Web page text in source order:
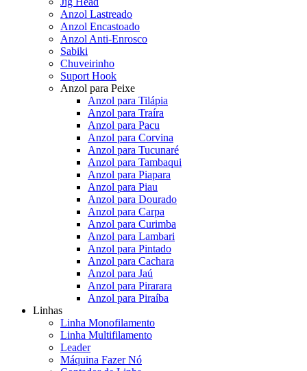
Anzol Lastreado
Anzol Encastoado
Anzol Anti-Enrosco
Sabiki
Chuveirinho
Suport Hook
Anzol para Peixe
Anzol para Tilápia
Anzol para Traíra
Anzol para Pacu
Anzol para Corvina
Anzol para Tucunaré
Anzol para Tambaqui
Anzol para Piapara
Anzol para Piau
Anzol para Dourado
Anzol para Carpa
Anzol para Curimba
Anzol para Lambari
Anzol para Pintado
Anzol para Cachara
Anzol para Jaú
Anzol para Pirarara
Anzol para Piraíba
Linhas
Linha Monofilamento
Linha Multifilamento
Leader
Máquina Fazer Nó